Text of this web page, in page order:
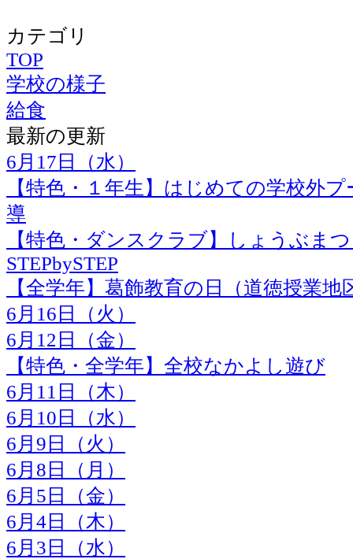
カテゴリ
TOP
学校の様子
給食
最新の更新
6月17日（水）
【特色・１年生】はじめての学校外
導
【特色・ダンスクラブ】しょうぶま
STEPbySTEP
【全学年】葛飾教育の日（道徳授業地
6月16日（火）
6月12日（金）
【特色・全学年】全校なかよし遊び
6月11日（木）
6月10日（水）
6月9日（火）
6月8日（月）
6月5日（金）
6月4日（木）
6月3日（水）